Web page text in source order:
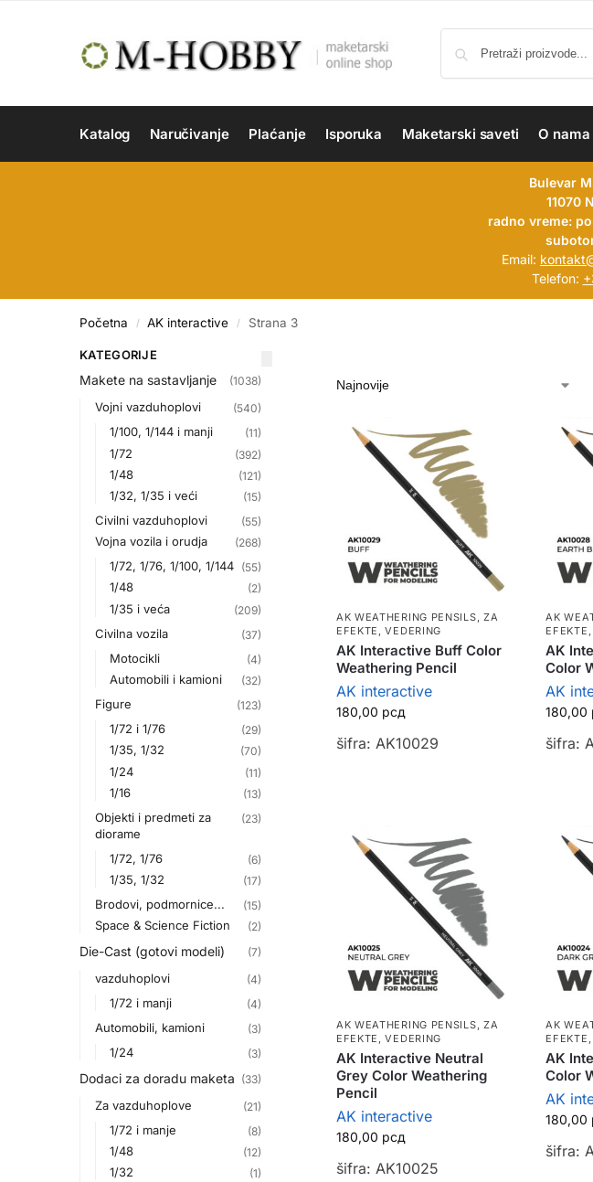
Katalog Naručivanje Plaćanje Isporuka Maketarski saveti O nama
Bulevar
11070
radno vreme:
Email:
Telefon:
Početna / AK interactive / Strana 3
AK WEATHERING PENSILS ZA
EFEKTE, VEDERING
AK Interactive Buff Color
Weathering Pencil
AK interactive
180,00 рсд
šifra: AK10029
AK
AK
Color
AK
180,00
šifra:
AK WEATHERING PENSILS, ZA
EFEKTE, VEDERING
AK Interactive Neutral
Grey Color Weathering
Pencil
AK interactive
180,00 рсд
šifra: AK10025
AK
AK
Color
AK
180,00
šifra:
KATEGORIJE
Makete na sastavljanje (1038)
Vojni vazduhoplovi (540)
1/100, 1/144 i manji (11)
1/72 (392)
1/48 (121)
1/32, 1/35 i veći (15)
Civilni vazduhoplovi (55)
Vojna vozila i orudja (268)
1/72, 1/76, 1/100, 1/144 (55)
1/48 (2)
1/35 i veća (209)
Civilna vozila (37)
Motocikli (4)
Automobili i kamioni (32)
Figure (123)
1/72 i 1/76 (29)
1/35, 1/32 (70)
1/24 (11)
1/16 (13)
Objekti i predmeti za
diorame
(23)
1/72, 1/76 (6)
1/35, 1/32 (17)
Brodovi, podmornice... (15)
Space & Science Fiction (2)
Die-Cast (gotovi modeli) (7)
vazduhoplovi (4)
1/72 i manji (4)
Automobili, kamioni (3)
1/24 (3)
Dodaci za doradu maketa (33)
Za vazduhoplove (21)
1/72 i manje (8)
1/48 (12)
1/32 (1)